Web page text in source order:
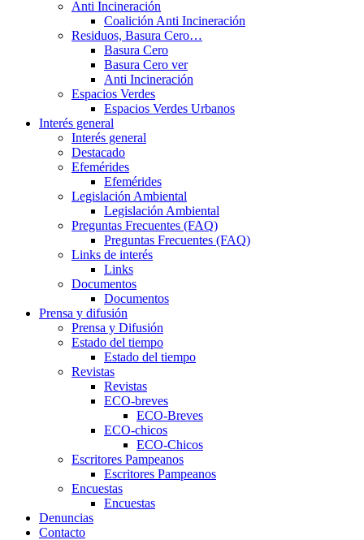
Anti Incineración
Coalición Anti Incineración
Residuos, Basura Cero…
Basura Cero
Basura Cero ver
Anti Incineración
Espacios Verdes
Espacios Verdes Urbanos
Interés general
Interés general
Destacado
Efemérides
Efemérides
Legislación Ambiental
Legislación Ambiental
Preguntas Frecuentes (FAQ)
Preguntas Frecuentes (FAQ)
Links de interés
Links
Documentos
Documentos
Prensa y difusión
Prensa y Difusión
Estado del tiempo
Estado del tiempo
Revistas
Revistas
ECO-breves
ECO-Breves
ECO-chicos
ECO-Chicos
Escritores Pampeanos
Escritores Pampeanos
Encuestas
Encuestas
Denuncias
Contacto